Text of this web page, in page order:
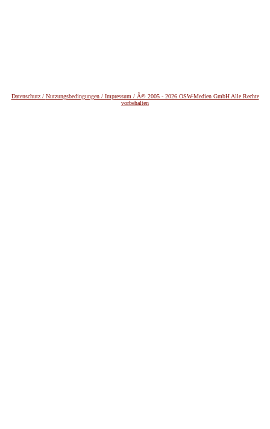
Datenschutz / Nutzungsbedingungen / Impressum / Â© 2005 - 2026 OSW-Medien GmbH Alle Rechte
vorbehalten